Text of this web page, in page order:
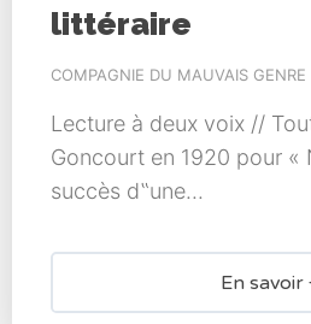
littéraire
COMPAGNIE DU MAUVAIS GENRE
Lecture à deux voix //
Goncourt en 1920 pour «
succès d‟une...
En savoir